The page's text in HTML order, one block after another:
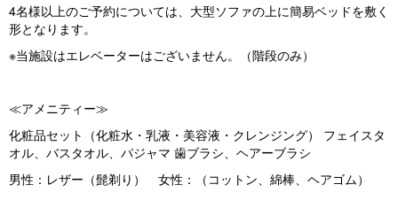
4名様以上のご予約については、大型ソファの上に簡易ベッドを敷く
形となります。
※当施設はエレベーターはございません。（階段のみ）
≪アメニティー≫
化粧品セット（化粧水・乳液・美容液・クレンジング） フェイスタ
オル、バスタオル、パジャマ 歯ブラシ、ヘアーブラシ
男性：レザー（髭剃り） 女性：（コットン、綿棒、ヘアゴム）